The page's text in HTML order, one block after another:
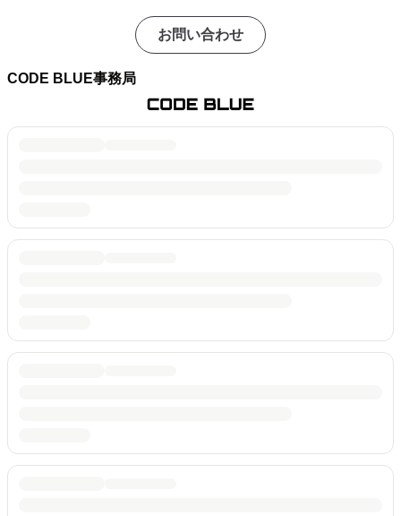
お問い合わせ
CODE BLUE事務局